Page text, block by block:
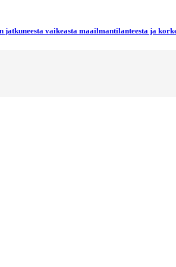
jatkuneesta vaikeasta maailmantilanteesta ja